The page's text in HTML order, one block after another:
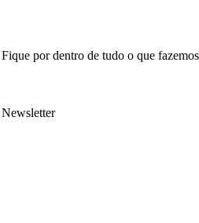
Fique por dentro de tudo o que
Newsletter